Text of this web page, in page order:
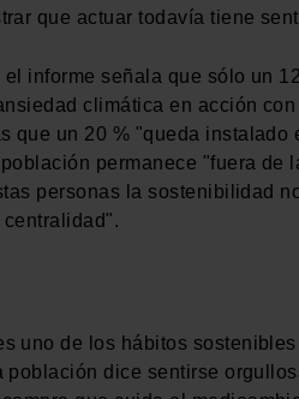
que actuar todavía tiene
informe señala que sólo un
climática en acción
que un 20 % "queda instalado
permanece "fuera de
personas la sostenibilidad
uno de los hábitos sostenibles
población dice sentirse